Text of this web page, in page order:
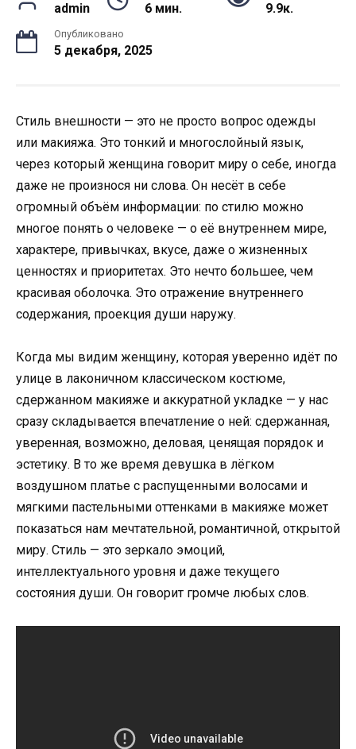
admin 6 мин. 9.9к.
Опубликовано
5 декабря, 2025
Стиль внешности — это не просто вопрос одежды
или макияжа. Это тонкий и многослойный язык,
через который женщина говорит миру о себе, иногда
даже не произнося ни слова. Он несёт в себе
огромный объём информации: по стилю можно
многое понять о человеке — о её внутреннем мире,
характере, привычках, вкусе, даже о жизненных
ценностях и приоритетах. Это нечто большее, чем
красивая оболочка. Это отражение внутреннего
содержания, проекция души наружу.
Когда мы видим женщину, которая уверенно идёт по
улице в лаконичном классическом костюме,
сдержанном макияже и аккуратной укладке — у нас
сразу складывается впечатление о ней: сдержанная,
уверенная, возможно, деловая, ценящая порядок и
эстетику. В то же время девушка в лёгком
воздушном платье с распущенными волосами и
мягкими пастельными оттенками в макияже может
показаться нам мечтательной, романтичной, открытой
миру. Стиль — это зеркало эмоций,
интеллектуального уровня и даже текущего
состояния души. Он говорит громче любых слов.